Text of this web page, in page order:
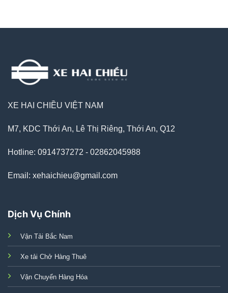
XE HAI CHIỀU VIỆT NAM
M7, KDC Thới An, Lê Thị Riêng, Thới An, Q12
Hotline: 0914737272 - 02862045988
Email: xehaichieu@gmail.com
Dịch Vụ Chính
Vận Tải Bắc Nam
Xe tải Chở Hàng Thuê
Vận Chuyển Hàng Hóa